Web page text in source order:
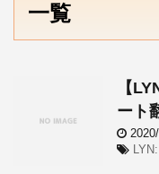
一覧
【
ート